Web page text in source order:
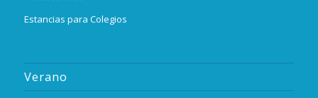
Estancias para Colegios
Verano